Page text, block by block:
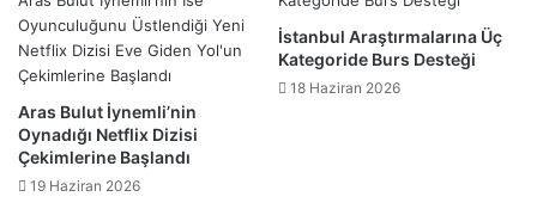
Aras Bulut İynemli’nin
Oynadığı Netflix Dizisi
Çekimlerine Başlandı
19 Haziran 2026
İstanbul Araştırmalarına Üç
Kategoride Burs Desteği
18 Haziran 2026